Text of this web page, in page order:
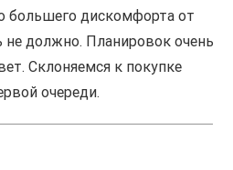
большего дискомфорта от
должно. Планировок очень
Склоняемся к покупке
очереди.